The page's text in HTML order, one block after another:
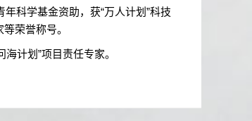
科学基金资助，获“万人计划”科技
荣誉称号。
海计划 ”项目责任专家。